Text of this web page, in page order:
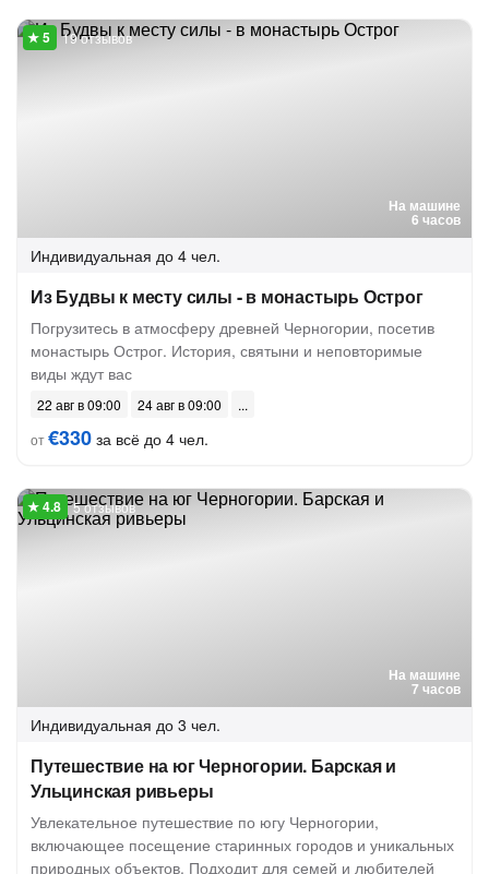
На машине
6 часов
19 отзывов
Индивидуальная до 4 чел.
Из Будвы к месту силы - в монастырь Острог
Погрузитесь в атмосферу древней Черногории, посетив
монастырь Острог. История, святыни и неповторимые
виды ждут вас
22 авг в 09:00
24 авг в 09:00
от€330 за всё до 4 чел.
На машине
7 часов
5 отзывов
Индивидуальная до 3 чел.
Путешествие на юг Черногории. Барская и
Ульцинская ривьеры
Увлекательное путешествие по югу Черногории,
включающее посещение старинных городов и уникальных
природных объектов. Подходит для семей и любителей